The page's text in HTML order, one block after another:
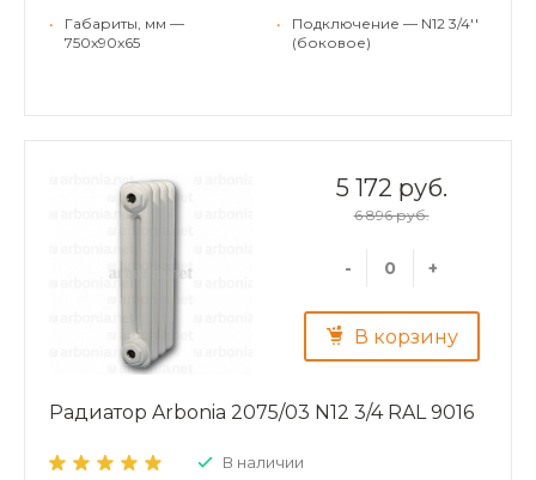
•
Габариты, мм —
750x90x65
•
Подключение — N12 3/4''
(боковое)
5 172 руб.
6 896 руб.
- +
В корзину
Радиатор Arbonia 2075/03 N12 3/4 RAL 9016
В наличии